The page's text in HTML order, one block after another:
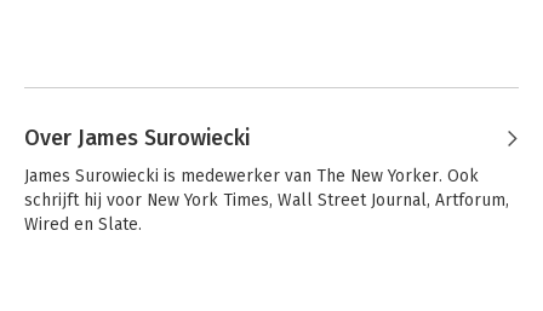
Over James Surowiecki
James Surowiecki is medewerker van The New Yorker. Ook
schrijft hij voor New York Times, Wall Street Journal, Artforum,
Wired en Slate.